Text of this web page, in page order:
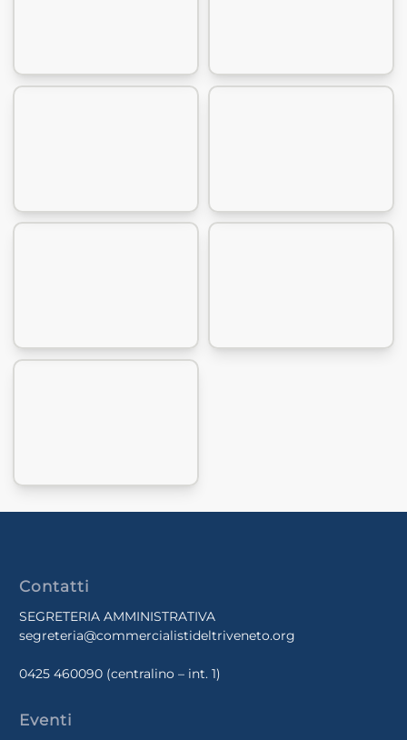
Contatti
SEGRETERIA AMMINISTRATIVA
segreteria@commercialistideltriveneto.org
0425 460090 (centralino – int. 1)
Eventi